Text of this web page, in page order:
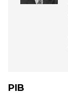
PIB